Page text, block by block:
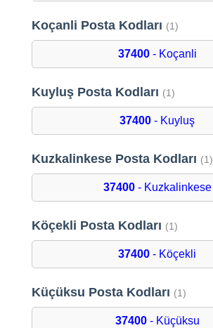
Koçanli Posta Kodları (1)
37400- Koçanli
Kuyluş Posta Kodları (1)
37400 - Kuyluş
Kuzkalinkese Posta Kodları (1)
37400- Kuzkalinkese
Köçekli Posta Kodları (1)
37400 - Köçekli
Küçüksu Posta Kodları (1)
37400- Küçüksu